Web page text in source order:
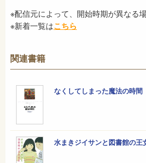
※配信元によって、開始時期が異なる
※新着一覧はこちら
関連書籍
なくしてしまった魔法の時間
水まきジイサンと図書館の王